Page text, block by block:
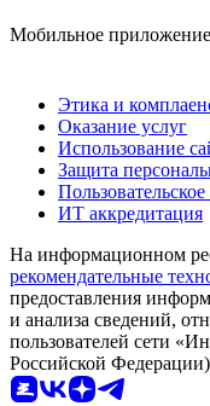
Мобильное приложение
Этика и
Оказание услуг
Использование
Защита
ИТ аккредитация
На информационном
рекомендательные
предоставления
и анализа сведений,
пользователей сети
Российской Федерации)